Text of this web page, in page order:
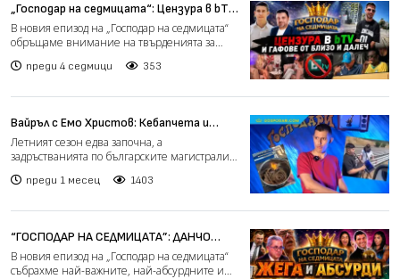
„Господар на седмицата“: Цензура в bTV,
жега и гафове на килограм (видео)
В новия епизод на „Господар на седмицата“
обръщаме внимание на твърденията за
преди 4 седмици 353
Вайръл с Емо Христов: Кебапчета и
оркестър в големите задръствания към
морето (видео)
Летният сезон едва започна, а
задръстванията по българските магистрали
преди 1 месец 1403
“ГОСПОДАР НА СЕДМИЦАТА”: ДАНЧО
МЕНТАТА, РУСКИ АБСУРДИ И ГАФОВЕ ОТ
ЦЯЛ СВЯТ
В новия епизод на „Господар на седмицата“
събрахме най-важните, най-абсурдните и